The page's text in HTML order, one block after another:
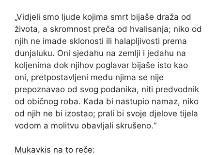
„Vidjeli smo ljude kojima smrt bijaše draža od
života, a skromnost preča od hvalisanja; niko od
njih ne imade sklonosti ili halapljivosti prema
dunjaluku. Oni sjedahu na zemlji i jedahu na
koljenima dok njihov poglavar bijaše isto kao
oni, pretpostavljeni među njima se nije
prepoznavao od svog podanika, niti predvodnik
od običnog roba. Kada bi nastupio namaz, niko
od njih ne bi izostao; prali bi svoje djelove tijela
vodom a molitvu obavljali skrušeno.“
Mukavkis na to reče: